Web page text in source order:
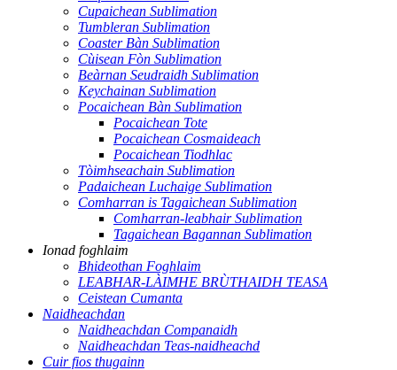
Cupaichean Sublimation
Tumbleran Sublimation
Coaster Bàn Sublimation
Cùisean Fòn Sublimation
Beàrnan Seudraidh Sublimation
Keychainan Sublimation
Pocaichean Bàn Sublimation
Pocaichean Tote
Pocaichean Cosmaideach
Pocaichean Tiodhlac
Tòimhseachain Sublimation
Padaichean Luchaige Sublimation
Comharran is Tagaichean Sublimation
Comharran-leabhair Sublimation
Tagaichean Bagannan Sublimation
Ionad foghlaim
Bhideothan Foghlaim
LEABHAR-LÀIMHE BRÙTHAIDH TEASA
Ceistean Cumanta
Naidheachdan
Naidheachdan Companaidh
Naidheachdan Teas-naidheachd
Cuir fios thugainn